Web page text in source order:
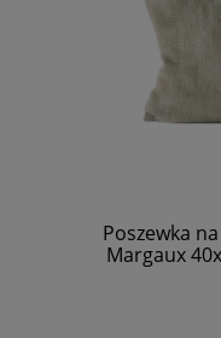
Poszewka
Margaux